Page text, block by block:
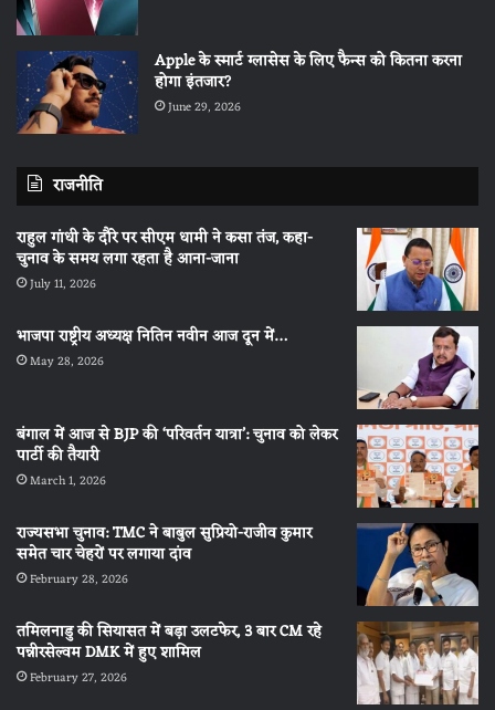
Apple के स्मार्ट ग्लासेस के लिए फैन्स को कितना करना
होगा इंतजार?
June 29, 2026
राजनीति
राहुल गांधी के दौरे पर सीएम धामी ने कसा तंज, कहा-
चुनाव के समय लगा रहता है आना-जाना
July 11, 2026
भाजपा राष्ट्रीय अध्यक्ष नितिन नवीन आज दून में…
May 28, 2026
बंगाल में आज से BJP की ‘परिवर्तन यात्रा’: चुनाव को लेकर
पार्टी की तैयारी
March 1, 2026
राज्यसभा चुनाव: TMC ने बाबुल सुप्रियो-राजीव कुमार
समेत चार चेहरों पर लगाया दांव
February 28, 2026
तमिलनाडु की सियासत में बड़ा उलटफेर, 3 बार CM रहे
पन्नीरसेल्वम DMK में हुए शामिल
February 27, 2026